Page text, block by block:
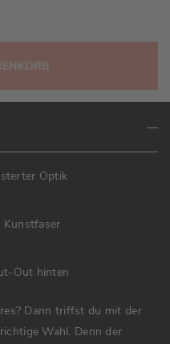
Optik
Out hinten
Dann triffst du mit der
Wahl. Denn der